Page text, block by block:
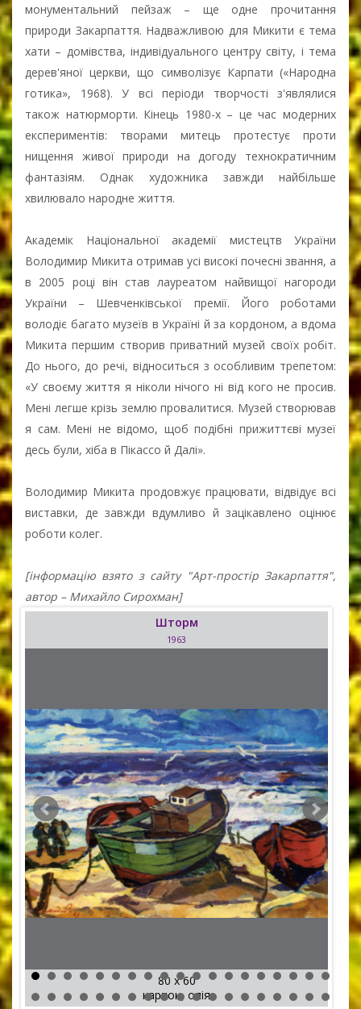
монументальний пейзаж – ще одне прочитання
природи Закарпаття. Надважливою для Микити є тема
хати – домівства, індивідуального центру світу, і тема
дерев'яної церкви, що символізує Карпати («Народна
готика», 1968). У всі періоди творчості з'являлися
також натюрморти. Кінець 1980-х – це час модерних
експериментів: творами митець протестує проти
нищення живої природи на догоду технократичним
фантазіям. Однак художника завжди найбільше
хвилювало народне життя.
Академік Національної академії мистецтв України
Володимир Микита отримав усі високі почесні звання, а
в 2005 році він став лауреатом найвищої нагороди
України – Шевченківської премії. Його роботами
володіє багато музеїв в Україні й за кордоном, а вдома
Микита першим створив приватний музей своїх робіт.
До нього, до речі, відноситься з особливим трепетом:
«У своєму життя я ніколи нічого ні від кого не просив.
Мені легше крізь землю провалитися. Музей створював
я сам. Мені не відомо, щоб подібні прижиттєві музеї
десь були, хіба в Пікассо й Далі».
Володимир Микита продовжує працювати, відвідує всі
виставки, де завжди вдумливо й зацікавлено оцінює
роботи колег.
[інформацію взято з сайту "Арт-простір Закарпаття",
автор – Михайло Сирохман]
Шторм
1963
80 x 60
картон, олія